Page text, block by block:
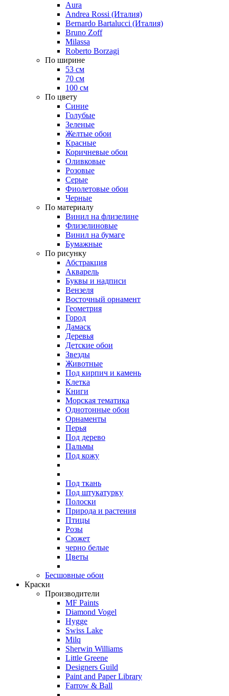
Aura
Andrea Rossi (Италия)
Bernardo Bartalucci (Италия)
Bruno Zoff
Milassa
Roberto Borzagi
По ширине
53 см
70 см
100 см
По цвету
Синие
Голубые
Зеленые
Желтые обои
Красные
Коричневые обои
Оливковые
Розовые
Серые
Фиолетовые обои
Черные
По материалу
Винил на флизелине
Флизелиновые
Винил на бумаге
Бумажные
По рисунку
Абстракция
Акварель
Буквы и надписи
Вензеля
Восточный орнамент
Геометрия
Город
Дамаск
Деревья
Детские обои
Звезды
Животные
Под кирпич и камень
Клетка
Книги
Морская тематика
Однотонные обои
Орнаменты
Перья
Под дерево
Пальмы
Под кожу
Под ткань
Под штукатурку
Полоски
Природа и растения
Птицы
Розы
Сюжет
черно белые
Цветы
Бесшовные обои
Краски
Производители
MF Paints
Diamond Vogel
Hygge
Swiss Lake
Milq
Sherwin Williams
Little Greene
Designers Guild
Paint and Paper Library
Farrow & Ball